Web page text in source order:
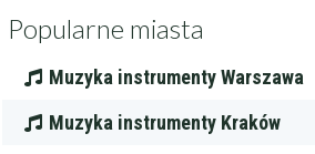
Popularne miasta
Muzyka instrumenty Warszawa
Muzyka instrumenty Kraków